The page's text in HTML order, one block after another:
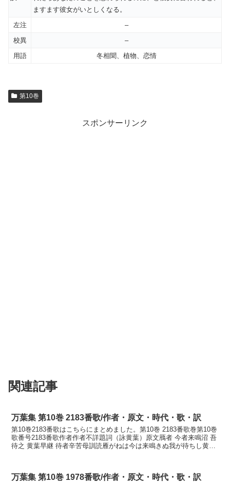
ますます彼女がいとしくなる。
左注
–
校異
–
用語
冬相聞、植物、恋情
第10巻
スポンサーリンク
関連記事
万葉集 第10巻 2183番歌/作者・原文・時代・歌・訳
第10巻2183番歌はこちらにまとめました。第10巻 2183番歌巻第10巻
歌番号2183番歌作者作者不詳題詞（詠黄葉）原文鴈者 今者来鳴沼 吾
待之 黄葉早継 待者辛苦母訓読雁がねは今は来鳴きぬ我が待ちし黄葉
万葉集 第10巻 1978番歌/作者・原文・時代・歌・訳